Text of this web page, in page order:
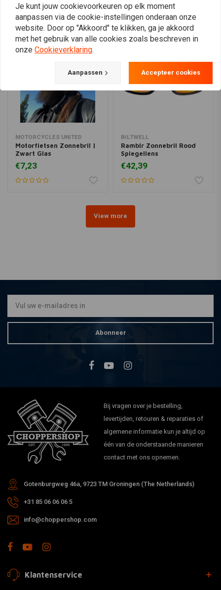
Vergelijkbare producten
MOTORCYCLES UNITED
Motorfietsen Zonnebril |
Zwart Glas
€7,23
BILTWELL
Ramblr Zonnebril Rood
Spiegellens
€42,39
View more
Abonneer
Bij vragen over je bestelling,
levertijden, retouren & reparaties of
algemene informatie kun je altijd op
één van de onderstaande manieren
contact met ons opnemen.
Gotenburgweg 46a, 9723 TM Groningen (The Netherlands)
+31 85 06 06 06 5
info@choppershop.com
Klantenservice
Je kunt jouw cookievoorkeuren op elk moment
aanpassen via de cookie-instellingen onderaan onze
website. Door op "Akkoord" te klikken, ga je akkoord
met het gebruik van alle cookies zoals beschreven in
onze Cookieverklaring.
Aanpassen Accepteer cookies